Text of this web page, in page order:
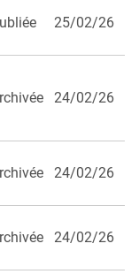
25/02/26
24/02/26
24/02/26
24/02/26